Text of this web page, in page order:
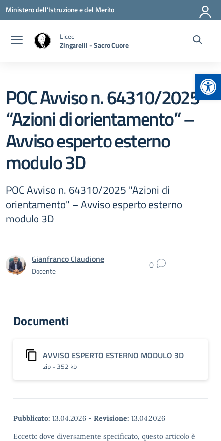
Vai ai contenuti
Vai al menu di navigazione
Vai al footer
Ministero dell'Istruzione e del Merito
Liceo
Zingarelli - Sacro Cuore
POC Avviso n. 64310/2025
“Azioni di orientamento” –
Avviso esperto esterno
modulo 3D
POC Avviso n. 64310/2025 "Azioni di
orientamento" – Avviso esperto esterno
modulo 3D
Gianfranco Claudione
Docente 0
Documenti
AVVISO ESPERTO ESTERNO MODULO 3D
zip - 352 kb
Pubblicato: 13.04.2026 - Revisione: 13.04.2026
Eccetto dove diversamente specificato, questo articolo è